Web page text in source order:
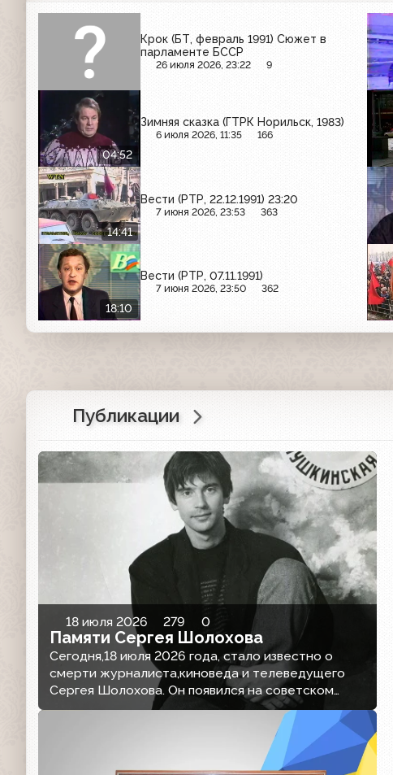
Крок (БТ, февраль 1991) Сюжет в
парламенте БССР
26 июля 2026, 23:22 9
04:52
Зимняя сказка (ГТРК Норильск, 1983)
6 июля 2026, 11:35 166
14:41
Вести (РТР, 22.12.1991) 23:20
7 июня 2026, 23:53 363
18:10
Вести (РТР, 07.11.1991)
7 июня 2026, 23:50 362
Публикации
18 июля 2026 279 0
Памяти Сергея Шолохова
Сегодня,18 июля 2026 года, стало известно о
смерти журналиста,киноведа и телеведущего
Сергея Шолохова. Он появился на советском
телевидении, когда привычный ландшафт эфира
еще хранил монументальную чопорность, но
подземные толчки перестройки уже меняли все
вокруг. Сергей Шолохов стал не просто голосом